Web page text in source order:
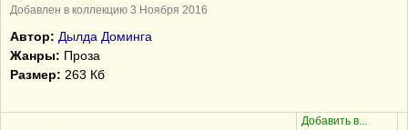
Добавлен в коллекцию 3 Ноября 2016
Автор: Дылда Доминга
Жанры: Проза
Размер: 263 Кб